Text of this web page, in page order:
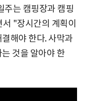
주는 캠핑장과 캠핑
"장시간의 계획이
해야 한다. 사막과
것을 알아야 한